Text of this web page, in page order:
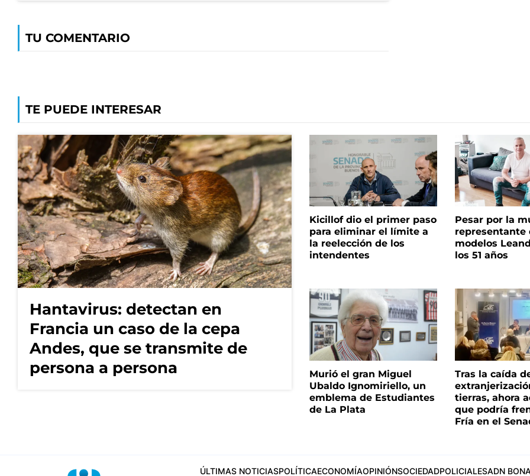
TU COMENTARIO
TE PUEDE INTERESAR
Hantavirus: detectan en
Francia un caso de la cepa
Andes, que se transmite de
persona a persona
Kicillof dio el primer paso
para eliminar el límite a
la reelección de los
intendentes
Pesar por la
representante
modelos
los 51 años
Murió el gran Miguel
Ubaldo Ignomiriello, un
emblema de Estudiantes
de La Plata
Tras la caída
tierras, ahora
que podría
Fría en el
ÚLTIMAS NOTICIASPOLÍTICAECONOMÍAOPINIÓNSOCIEDADPOLICIALESADN